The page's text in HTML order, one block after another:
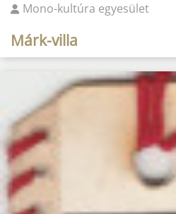
Mono-kultúra egyesület
Márk-villa